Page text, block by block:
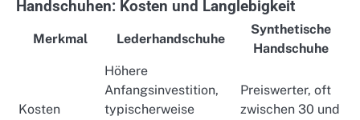
Handschuhen: Kosten und Langlebigkeit
Merkmal Lederhandschuhe
Synthetische
Handschuhe
Kosten
Höhere
Anfangsinvestition,
typischerweise
Preiswerter, oft
zwischen 30 und